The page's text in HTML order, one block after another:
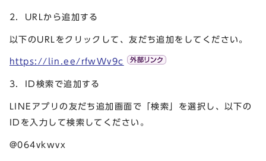
2．URLから追加する
以下のURLをクリックして、友だち追加をしてください。
https://lin.ee/rfwWv9c
3．ID検索で追加する
LINEアプリの友だち追加画面で「検索」を選択し、以下の
IDを入力して検索してください。
@064vkwvx